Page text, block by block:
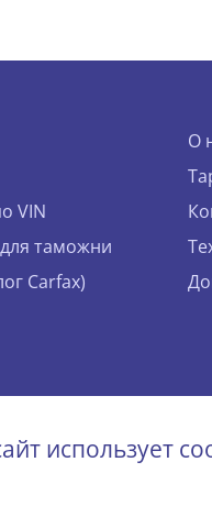
VIN
таможни
Carfax)
О
©
использует